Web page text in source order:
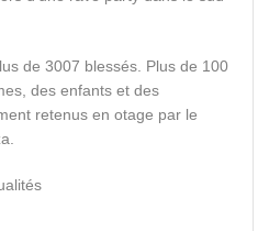
de 3007 blessés. Plus de 100
des enfants et des
retenus en otage par le